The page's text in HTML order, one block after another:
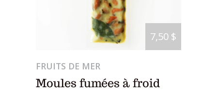
FRUITS DE MER
Moules fumées à froid
7,50 $